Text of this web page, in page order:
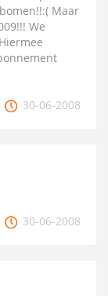
Maar
We
30-06-2008
30-06-2008